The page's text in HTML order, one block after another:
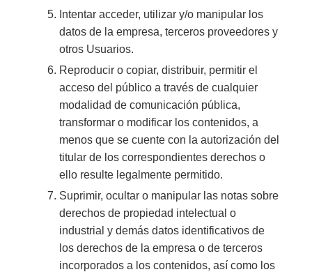
Intentar acceder, utilizar y/o manipular los
datos de la empresa, terceros proveedores y
otros Usuarios.
Reproducir o copiar, distribuir, permitir el
acceso del público a través de cualquier
modalidad de comunicación pública,
transformar o modificar los contenidos, a
menos que se cuente con la autorización del
titular de los correspondientes derechos o
ello resulte legalmente permitido.
Suprimir, ocultar o manipular las notas sobre
derechos de propiedad intelectual o
industrial y demás datos identificativos de
los derechos de la empresa o de terceros
incorporados a los contenidos, así como los